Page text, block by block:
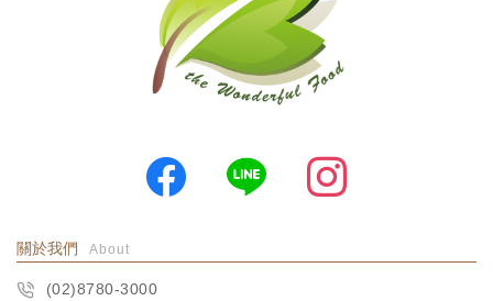
關於我們 About
(02)8780-3000